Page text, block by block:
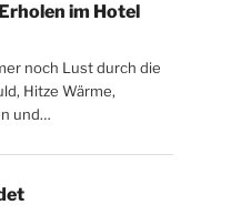
Erholen im Hotel
noch Lust durch die
Hitze Wärme,
und…